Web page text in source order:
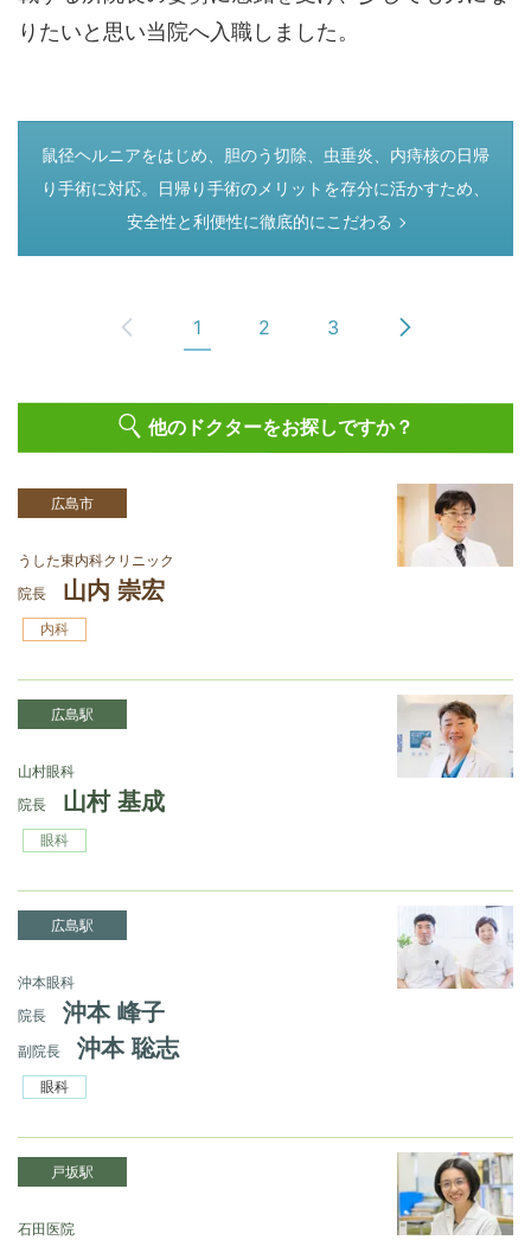
りたいと思い当院へ入職しました。
つぎのページ
鼠径ヘルニアをはじめ、胆のう切除、虫垂炎、内痔核の日帰
り手術に対応。日帰り手術のメリットを存分に活かすため、
安全性と利便性に徹底的にこだわる
1 2 3
他のドクターをお探しですか？
広島市
うした東内科クリニック
院長
山内 崇宏
内科
広島駅
山村眼科
院長
山村 基成
眼科
広島駅
沖本眼科
院長
沖本 峰子
副院長 沖本 聡志
眼科
戸坂駅
石田医院